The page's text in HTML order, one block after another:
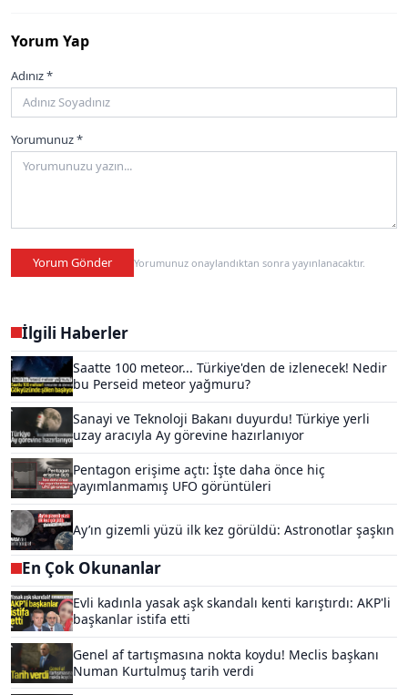
Yorum Yap
Adınız *
Yorumunuz *
Yorum Gönder Yorumunuz onaylandıktan sonra yayınlanacaktır.
İlgili Haberler
Saatte 100 meteor... Türkiye'den de izlenecek! Nedir
bu Perseid meteor yağmuru?
Sanayi ve Teknoloji Bakanı duyurdu! Türkiye yerli
uzay aracıyla Ay görevine hazırlanıyor
Pentagon erişime açtı: İşte daha önce hiç
yayımlanmamış UFO görüntüleri
Ay’ın gizemli yüzü ilk kez görüldü: Astronotlar şaşkın
En Çok Okunanlar
Evli kadınla yasak aşk skandalı kenti karıştırdı: AKP'li
başkanlar istifa etti
Genel af tartışmasına nokta koydu! Meclis başkanı
Numan Kurtulmuş tarih verdi